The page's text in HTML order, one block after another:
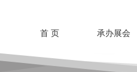
首 页 承办展会